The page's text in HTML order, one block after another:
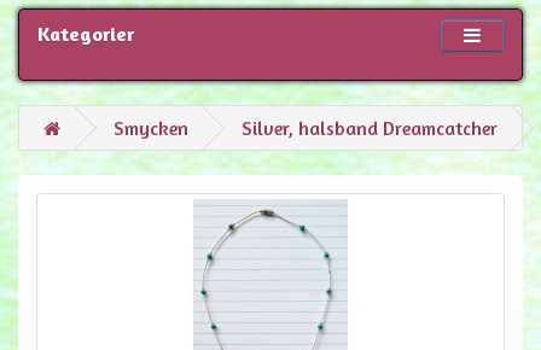
Kategorier
Smycken Silver, halsband Dreamcatcher